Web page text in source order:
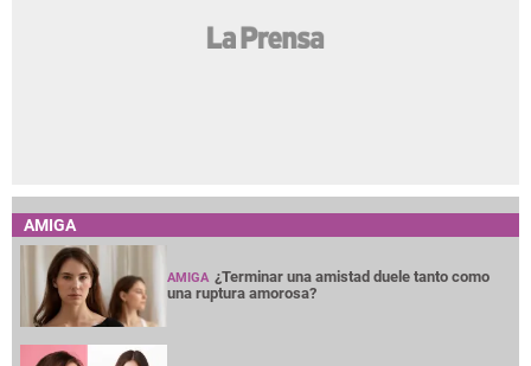
AMIGA
AMIGA ¿Terminar una amistad duele tanto como
una ruptura amorosa?